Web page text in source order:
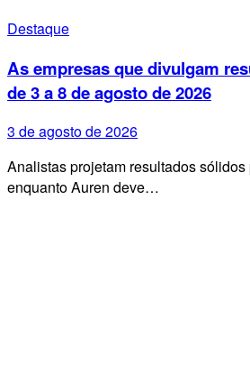
Destaque
As empresas que divulgam
de 3 a 8 de agosto de 2026
3 de agosto de 2026
Analistas projetam resultados
enquanto Auren deve…